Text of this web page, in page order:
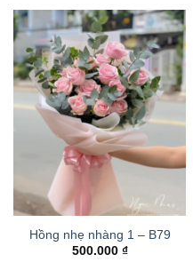
Hồng nhẹ nhàng 1 – B79
500.000 ₫